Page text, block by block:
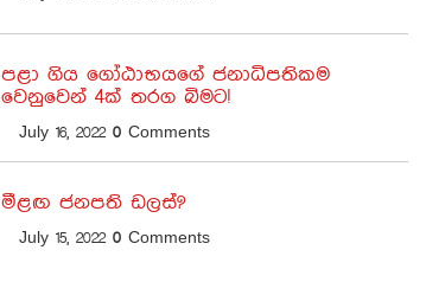
පළා ගිය ගෝඨාභයගේ ජනාධිපතිකම
වෙනුවෙන් 4ක් තරග බිමට!
July 16, 2022 0Comments
මීළඟ ජනපති ඩලස්?
July 15, 2022 0Comments